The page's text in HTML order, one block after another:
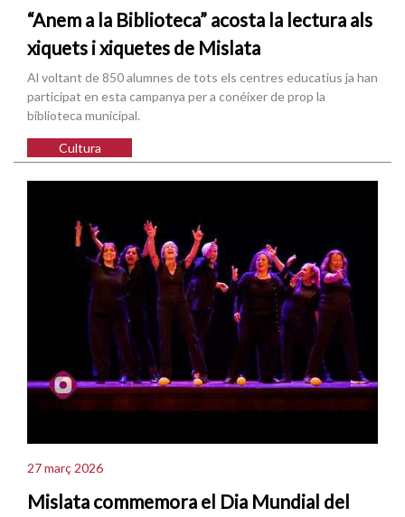
“Anem a la Biblioteca” acosta la lectura als
xiquets i xiquetes de Mislata
Al voltant de 850 alumnes de tots els centres educatius ja han
participat en esta campanya per a conéixer de prop la
biblioteca municipal.
Cultura
27 març 2026
Mislata commemora el Dia Mundial del